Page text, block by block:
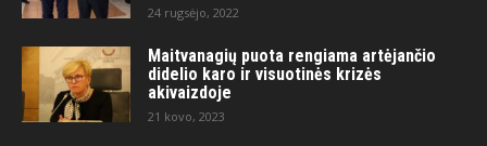
24 rugsėjo, 2022
Maitvanagių puota rengiama artėjančio
didelio karo ir visuotinės krizės
akivaizdoje
21 kovo, 2023